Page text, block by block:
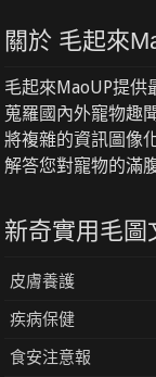
關於 毛起來
毛起來MaoUP提供
蒐羅國內外寵物趣
將複雜的資訊圖像
解答您對寵物的滿
新奇實用毛圖
皮膚養護
疾病保健
食安注意報